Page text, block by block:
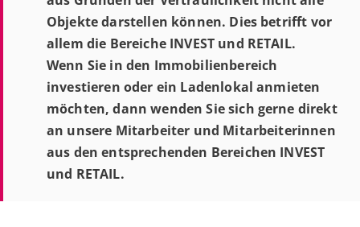
Objekte darstellen können. Dies betrifft vor
allem die Bereiche INVEST und RETAIL.
Wenn Sie in den Immobilienbereich
investieren oder ein Ladenlokal anmieten
möchten, dann wenden Sie sich gerne direkt
an unsere Mitarbeiter und Mitarbeiterinnen
aus den entsprechenden Bereichen INVEST
und RETAIL.